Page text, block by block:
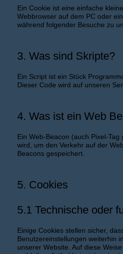
Ein Cookie ist eine einfache
Webbrowser auf dem PC oder
während folgender Besuche zu
3. Was sind Skripte?
Ein Script ist ein Stück
Dieser Code wird auf unseren
4. Was ist ein Web
Ein Web-Beacon (auch Pixel-
wird, um den Verkehr auf der
Beacons gespeichert.
5. Cookies
5.1 Technische oder
Einige Cookies stellen sicher,
Benutzereinstellungen weiterhin
unserer Website. Auf diese